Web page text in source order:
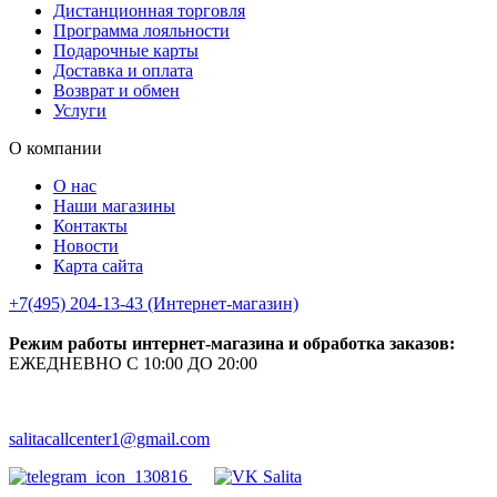
Дистанционная торговля
Программа лояльности
Подарочные карты
Доставка и оплата
Возврат и обмен
Услуги
О компании
О нас
Наши магазины
Контакты
Новости
Карта сайта
+7(495) 204-13-43 (Интернет-магазин)
Режим работы интернет-магазина и обработка заказов:
ЕЖЕДНЕВНО С 10:00 ДО 20:00
salitacallcenter1@gmail.com